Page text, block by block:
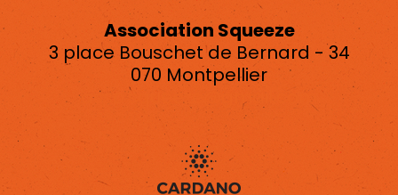
Association Squeeze
3 place Bouschet de Bernard - 34
070 Montpellier
asso.squeeze@gmail.com